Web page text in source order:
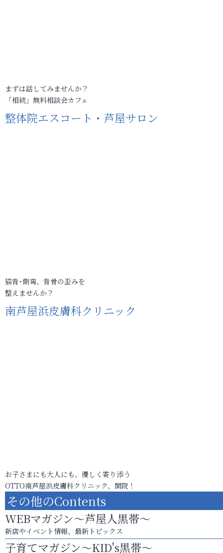
まずは話してみませんか？
「相続」無料相談会カフェ
整体院エスコート・芦屋サロン
猫背･側弯、背骨の歪みを
整えませんか？
南芦屋浜皮膚科クリニック
お子さまにも大人にも、優しく寄り添う
OTTO南芦屋浜皮膚科クリニック、開院！
その他のContents
WEBマガジン～芦屋人黒帯～
新店やイベント情報、最新トピックス
子育てマガジン～KID's黒帯～